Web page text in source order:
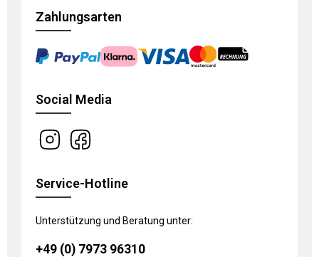
Zahlungsarten
Social Media
Service-Hotline
Unterstützung und Beratung unter:
+49 (0) 7973 96310